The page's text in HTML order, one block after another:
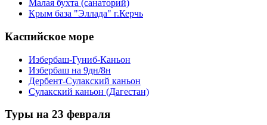
Малая бухта (санаторий)
Крым база "Эллада" г.Керчь
Каспийское море
Избербаш-Гуниб-Каньон
Избербаш на 9дн/8н
Дербент-Сулакский каньон
Сулакский каньон (Дагестан)
Туры на 23 февраля